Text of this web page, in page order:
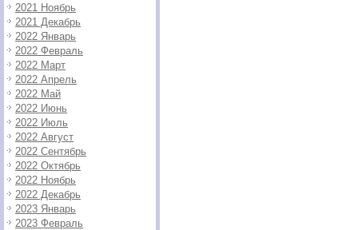
2021 Ноябрь
2021 Декабрь
2022 Январь
2022 Февраль
2022 Март
2022 Апрель
2022 Май
2022 Июнь
2022 Июль
2022 Август
2022 Сентябрь
2022 Октябрь
2022 Ноябрь
2022 Декабрь
2023 Январь
2023 Февраль